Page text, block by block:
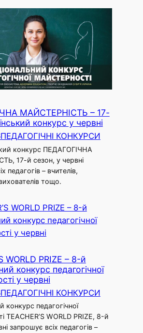
МАЙСТЕРНІСТЬ – 17-
конкурс у червні
ПЕДАГОГІЧНІ КОНКУРСИ
конкурс ПЕДАГОГІЧНА
17-й сезон, у червні
педагогів – вчителів,
тощо.
WORLD PRIZE – 8-й
конкурс педагогічної
у червні
ПЕДАГОГІЧНІ КОНКУРСИ
конкурс педагогічної
TEACHER’S WORLD PRIZE, 8-й
запрошує всіх педагогів –